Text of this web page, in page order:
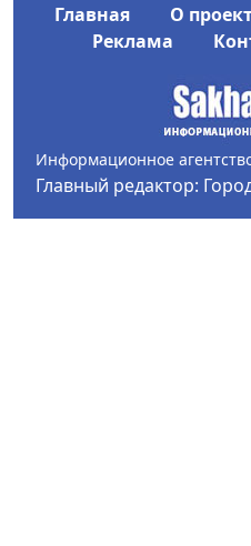
Главная О
Реклама
Информационное
Главный редактор: